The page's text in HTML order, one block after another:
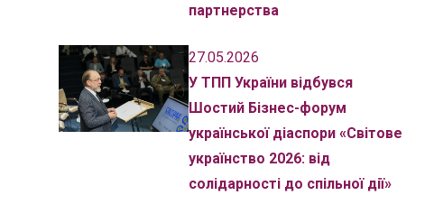
партнерства
27.05.2026
У ТПП України відбувся
Шостий Бізнес-форум
української діаспори «Світове
українство 2026: від
солідарності до спільної дії»